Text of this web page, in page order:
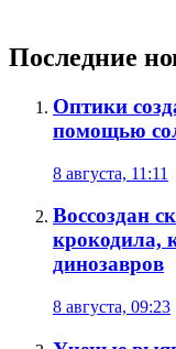
Последние
Оптики
помощью
8 августа, 11:11
Воссоздан
крокодила,
динозавров
8 августа, 09:23